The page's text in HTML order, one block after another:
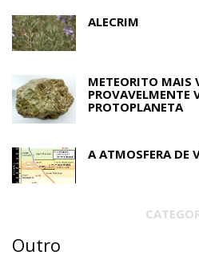
ALECRIM
METEORITO MAIS
PROVAVELMENTE
PROTOPLANETA
A ATMOSFERA DE
Outro